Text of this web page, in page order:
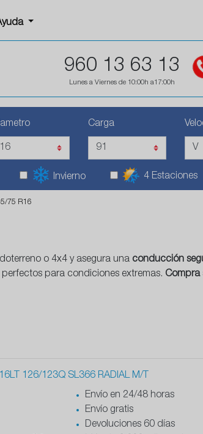
960 13 63 13
Lunes a Viernes de 10:00h a17:00h
Carga
Invierno 4 Estaciones
75 R16
o 4x4 y asegura una conducción
perfectos para condiciones extremas. Compra
126/123Q SL366 RADIAL M/T
Envío en 24/48 horas
Envío gratis
Devoluciones 60 días